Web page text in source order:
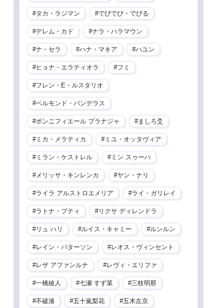
タカ・ラジマン でびでび・でびる
デレム・カド ナラ・ハラマウン
ナ・セラ ハナ・マキア ハユン
ヒョナ・エラティオラ フミ
フレン・E・ルスタリオ
ベルモンド・バンデラス
ボンニフィエール プラナジャ ましろ爻
ミカ・メラティカ ミユ・オッタヴィア
ミラン・ケストレル ミン スゥーハ
メリッサ・キンレンカ ヤン・ナリ
ライラ アルストロエメリア ライ・ガリレイ
ラトナ・プティ リクサ ディレンドラ
リュ ハリ ルイス・キャミー ルンルン
レイン・パターソン レオス・ヴィンセント
レザ アファンルナ レヴィ・エリファ
一橋綾人 七瀬 すず菜 三枝明那
不破湊 五十嵐梨花 五木左京